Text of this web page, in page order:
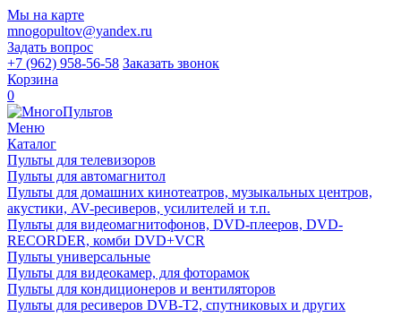
Мы на карте
mnogopultov@yandex.ru
Задать вопрос
+7 (962) 958-56-58 Заказать звонок
Корзина
0
Меню
Каталог
Пульты для телевизоров
Пульты для автомагнитол
Пульты для домашних кинотеатров, музыкальных центров,
акустики, AV-ресиверов, усилителей и т.п.
Пульты для видеомагнитофонов, DVD-плееров, DVD-
RECORDER, комби DVD+VCR
Пульты универсальные
Пульты для видеокамер, для фоторамок
Пульты для кондиционеров и вентиляторов
Пульты для ресиверов DVB-T2, спутниковых и других